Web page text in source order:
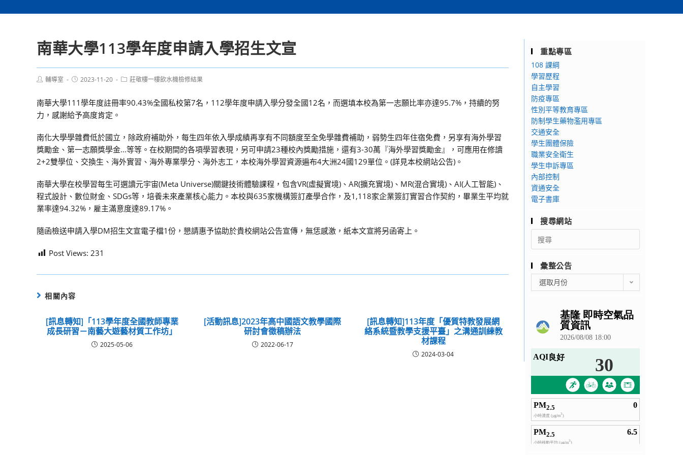
南華大學113學年度申請入學招生文宣
Post輔導室
Post2023-11-20
Post莊敬樓一樓飲水機檢修結果
南華大學111學年度註冊率90.43%全國私校第7名，112學年度申請入學分發全國12名，而選填本校為第一志願比率亦達95.7%，持續的努
力，感謝給予高度肯定。
南化大學學雜費低於國立，除政府補助外，每生四年依入學成績再享有不同額度至全免學雜費補助，弱勢生四年住宿免費，另享有海外學習
獎勵金、第一志願獎學金…等等。在校期間的各項學習表現，另可申請23種校內獎勵措施，還有3-30萬『海外學習獎勵金』，可應用在修讀
2+2雙學位、交換生、海外實習、海外專業學分、海外志工，本校海外學習資源遍布4大洲24國129單位。(詳見本校網站公告)。
南華大學在校學習每生可選讀元宇宙(Meta Universe)關鍵技術體驗課程，包含VR(虛擬實境)、AR(擴充實境)、MR(混合實境)、AI(人工智能)、
程式設計、數位財金、SDGs等，培養未來產業核心能力。本校與635家機構簽訂產學合作，及1,118家企業簽訂實習合作契約，畢業生平均就
業率達94.32%，雇主滿意度達89.17%。
隨函檢送申請入學DM招生文宣電子檔1份，懇請惠予協助於貴校網站公告宣傳，無恁感激，紙本文宣將另函寄上。
Post Views: 231
相關內容
[訊息轉知]「113學年度全國教師專業
成長研習－南藝大遊藝材質工作坊」
2025-05-06
[活動訊息]2023年高中國語文教學國際
研討會徵稿辦法
2022-06-17
[訊息轉知]113年度「優質特教發展網
絡系統暨教學支援平臺」之溝通訓練教
材課程
2024-03-04
重點專區
108 課綱
學習歷程
自主學習
防疫專區
性別平等教育專區
防制學生藥物濫用專區
交通安全
學生團體保險
職業安全衛生
學生申訴專區
內部控制
資通安全
電子書庫
搜尋網站
Search
for:
彙整公告
整
選取月份